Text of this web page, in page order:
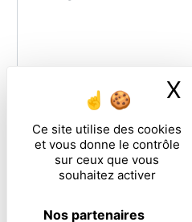
Ce site utilise des cookies
et vous donne le contrôle
sur ceux que vous
souhaitez activer
Nos partenaires
X
En cochant cette case,
particulières ci-dessous **